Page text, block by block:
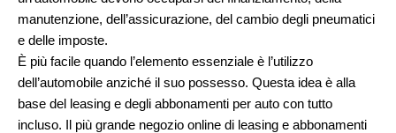
manutenzione, dell’assicurazione, del cambio degli pneumatici
e delle imposte.
È più facile quando l’elemento essenziale è l’utilizzo
dell’automobile anziché il suo possesso. Questa idea è alla
base del leasing e degli abbonamenti per auto con tutto
incluso. Il più grande negozio online di leasing e abbonamenti